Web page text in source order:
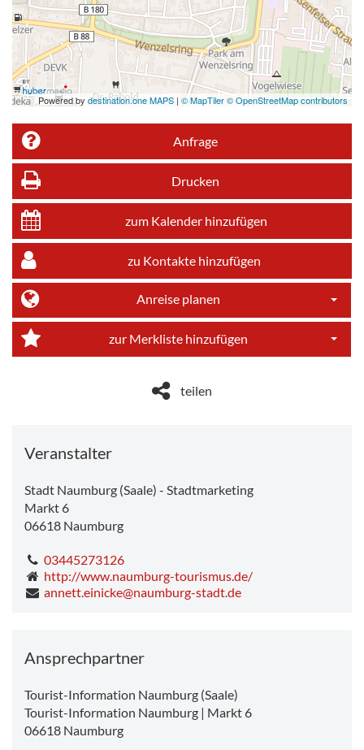
Powered bydestination.one MAPS | © MapTiler © OpenStreetMap contributors
Anfrage
Drucken
zum Kalender hinzufügen
zu Kontakte hinzufügen
Anreise planen
zur Merkliste hinzufügen
teilen
Veranstalter
Stadt Naumburg (Saale) - Stadtmarketing
Markt 6
06618 Naumburg
03445273126
http://www.naumburg-tourismus.de/
annett.einicke@naumburg-stadt.de
Ansprechpartner
Tourist-Information Naumburg (Saale)
Tourist-Information Naumburg | Markt 6
06618 Naumburg